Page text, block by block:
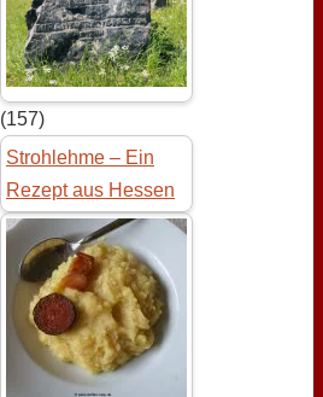
(157)
Strohlehme – Ein
Rezept aus Hessen